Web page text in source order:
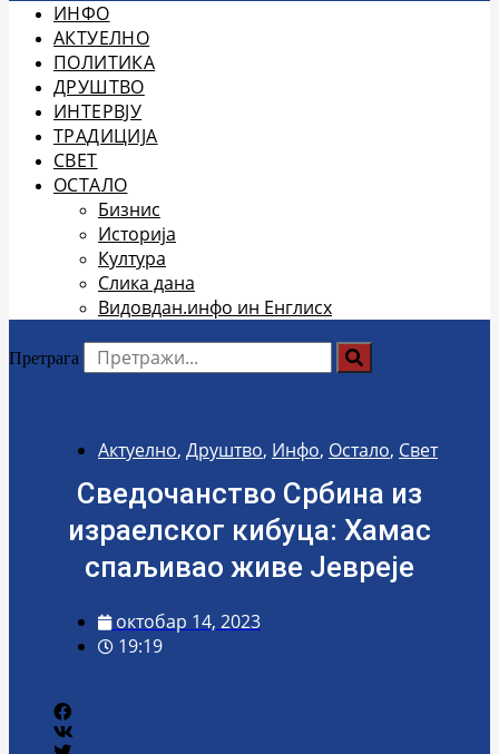
ИНФО
АКТУЕЛНО
ПОЛИТИКА
ДРУШТВО
ИНТЕРВЈУ
ТРАДИЦИЈА
СВЕТ
ОСТАЛО
Бизнис
Историја
Култура
Слика дана
Видовдан.инфо ин Енглисх
Претрага
Актуелно, Друштво, Инфо, Остало, Свет
Сведочанство Србина из
израелског кибуца: Хамас
спаљивао живе Јевреје
октобар 14, 2023
19:19